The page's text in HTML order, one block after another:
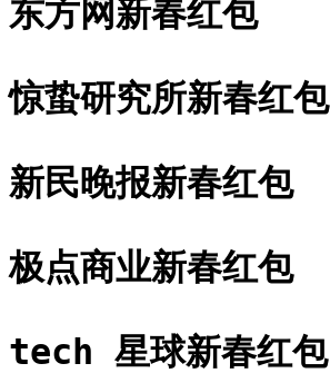
东方网新春红包
惊蛰研究所新春红包
新民晚报新春红包
极点商业新春红包
tech 星球新春红包